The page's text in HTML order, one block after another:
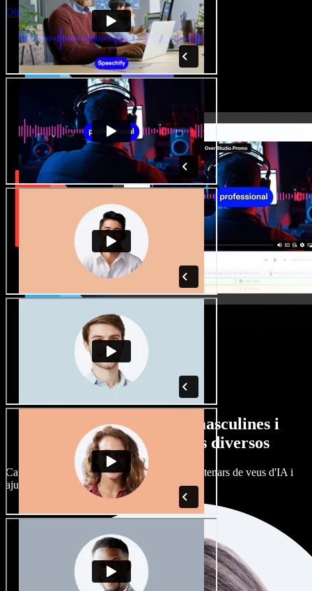
Obre l'Studio
Gran varietat de veus masculines i
femenines amb accents diversos
Cap projecte ha de sonar igual. Tria entre centenars de veus d'IA i
ajusta'n l’accent.